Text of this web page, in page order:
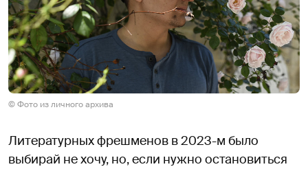
© Фото из личного архива
Литературных фрешменов в 2023-м было
выбирай не хочу, но, если нужно остановиться